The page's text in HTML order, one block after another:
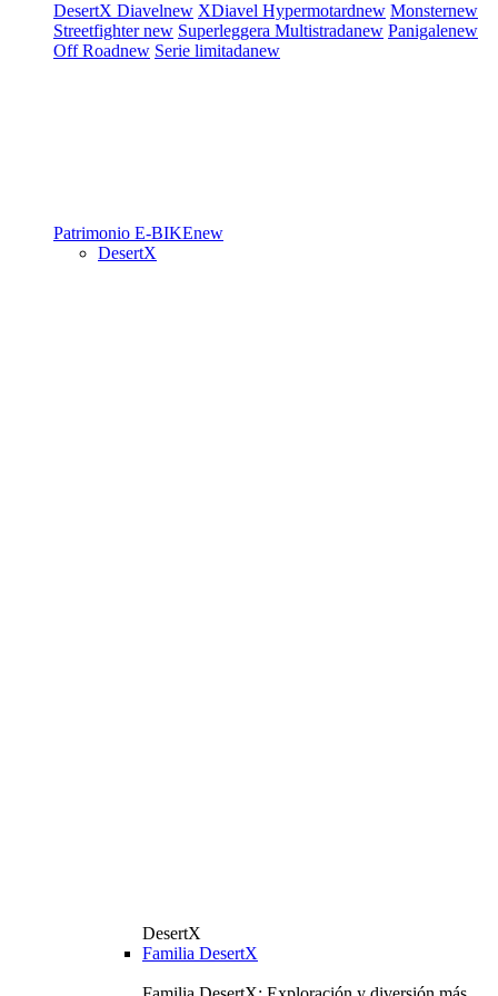
DesertX Diavelnew XDiavel Hypermotardnew Monsternew
Streetfighternew Superleggera Multistradanew Panigalenew
Off Roadnew Serie limitadanew
Patrimonio E-BIKEnew
DesertX
DesertX
Familia DesertX